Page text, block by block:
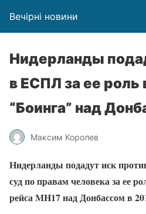
Вечірні новини
Нидерланды
в ЕСПЛ за ее роль
“Боинга” над
Максим Королев
Нидерланды подадут иск
суд по правам человека за ее
рейса MH17 над Донбассом в